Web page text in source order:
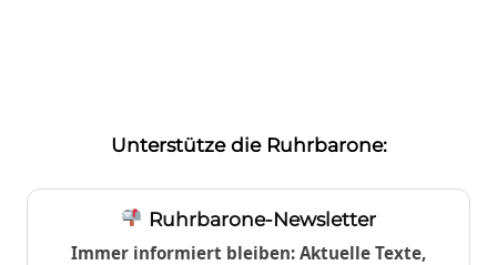
Unterstütze die Ruhrbarone:
Ruhrbarone-Newsletter
Immer informiert bleiben: Aktuelle Texte,